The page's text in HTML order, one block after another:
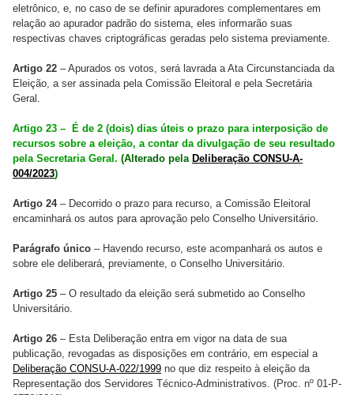
eletrônico, e, no caso de se definir apuradores complementares em
relação ao apurador padrão do sistema, eles informarão suas
respectivas chaves criptográficas geradas pelo sistema previamente.
Artigo 22 – Apurados os votos, será lavrada a Ata Circunstanciada da
Eleição, a ser assinada pela Comissão Eleitoral e pela Secretária
Geral.
Artigo 23 – É de 2 (dois) dias úteis o prazo para interposição de
recursos sobre a eleição, a contar da divulgação de seu resultado
pela Secretaria Geral. (Alterado pela Deliberação CONSU-A-
004/2023)
Artigo 24– Decorrido o prazo para recurso, a Comissão Eleitoral
encaminhará os autos para aprovação pelo Conselho Universitário.
Parágrafo único – Havendo recurso, este acompanhará os autos e
sobre ele deliberará, previamente, o Conselho Universitário.
Artigo 25 – O resultado da eleição será submetido ao Conselho
Universitário.
Artigo 26 – Esta Deliberação entra em vigor na data de sua
publicação, revogadas as disposições em contrário, em especial a
Deliberação CONSU-A-022/1999 no que diz respeito à eleição da
Representação dos Servidores Técnico-Administrativos. (Proc. nº 01-P-